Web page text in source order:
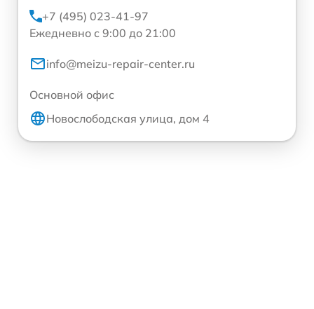
+7 (495) 023-41-97
Ежедневно с 9:00 до 21:00
info@meizu-repair-center.ru
Основной офис
Новослободская улица, дом 4